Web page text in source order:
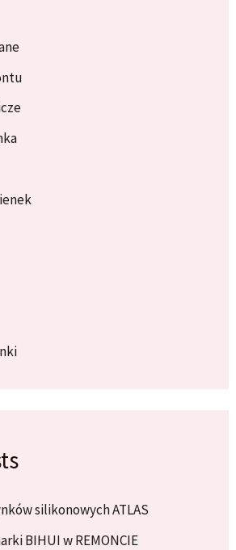
silikonowych ATLAS
BIHUI w REMONCIE